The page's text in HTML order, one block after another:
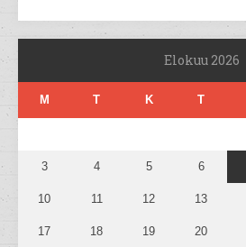
Elokuu 2026
M T K T
3 4 5 6
10 11 12 13
17 18 19 20